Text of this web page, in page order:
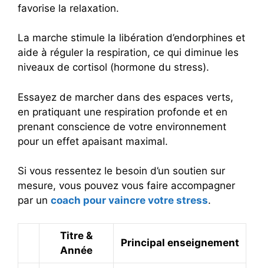
favorise la relaxation.
La marche stimule la libération d’endorphines et
aide à réguler la respiration, ce qui diminue les
niveaux de cortisol (hormone du stress).
Essayez de marcher dans des espaces verts,
en pratiquant une respiration profonde et en
prenant conscience de votre environnement
pour un effet apaisant maximal.
Si vous ressentez le besoin d’un soutien sur
mesure, vous pouvez vous faire accompagner
par un coach pour vaincre votre stress.
Titre &
Année
Principal enseignement